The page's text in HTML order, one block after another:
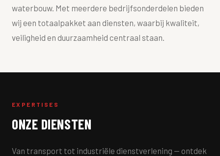
waterbouw. Met meerdere bedrijfsonderdelen bieden
wij een totaalpakket aan diensten, waarbij kwaliteit,
veiligheid en duurzaamheid centraal staan.
EXPERTISES
ONZE DIENSTEN
Van transport tot industriële dienstverlening — ontdek